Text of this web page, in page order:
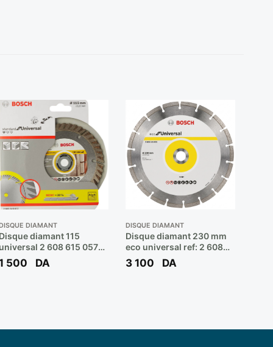
DIAMANT
diamant 115
2 608 615 057
BOSCH
500 DA
DISQUE DIAMANT
Disque diamant 230 mm
eco universal ref: 2 608
615 031 ** BOSCH
3 100 DA